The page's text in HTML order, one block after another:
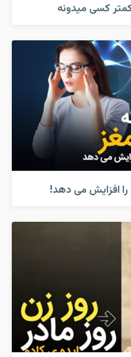
کسی میدونه
افزایش می دهد!